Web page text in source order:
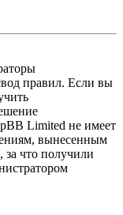
правил. Если вы
Limited не имеет
вынесенным
за что получили